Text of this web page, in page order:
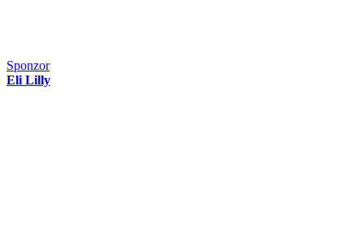
Sponzor
Eli Lilly